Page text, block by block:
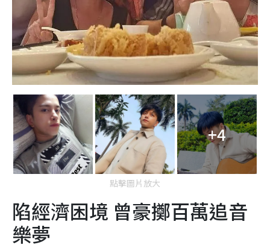
+4
點擊圖片放大
陷經濟困境 曾豪擲百萬追音
樂夢